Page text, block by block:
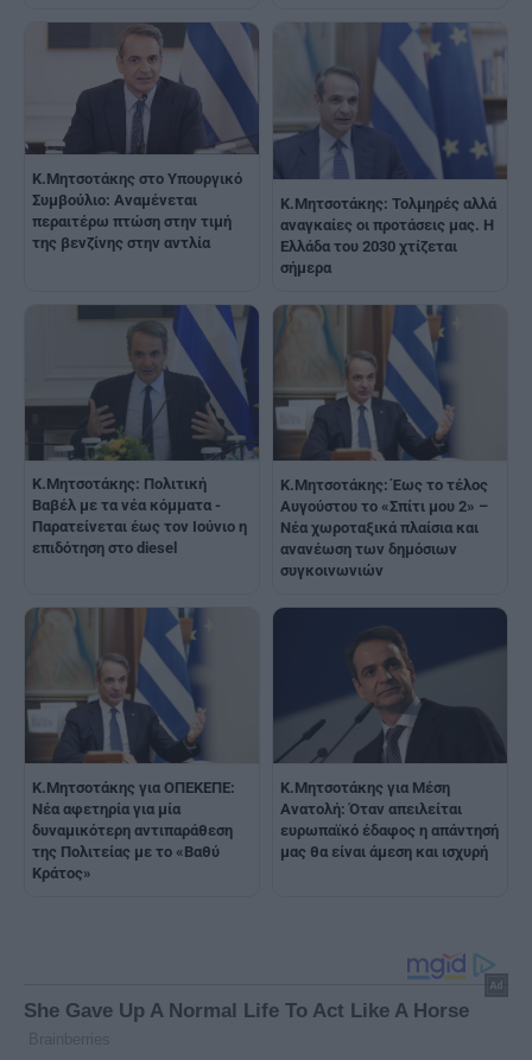
Κ.Μητσοτάκης στο Υπουργικό
Συμβούλιο: Αναμένεται
περαιτέρω πτώση στην τιμή
της βενζίνης στην αντλία
Κ.Μητσοτάκης: Τολμηρές αλλά
αναγκαίες οι προτάσεις μας. Η
Ελλάδα του 2030 χτίζεται
σήμερα
Κ.Μητσοτάκης: Πολιτική
Βαβέλ με τα νέα κόμματα -
Παρατείνεται έως τον Ιούνιο η
επιδότηση στο diesel
Κ.Μητσοτάκης: Έως το τέλος
Αυγούστου το «Σπίτι μου 2» –
Νέα χωροταξικά πλαίσια και
ανανέωση των δημόσιων
συγκοινωνιών
Κ.Μητσοτάκης για ΟΠΕΚΕΠΕ:
Νέα αφετηρία για μία
δυναμικότερη αντιπαράθεση
της Πολιτείας με το «Βαθύ
Κράτος»
K.Μητσοτάκης για Μέση
Ανατολή: Όταν απειλείται
ευρωπαϊκό έδαφος η απάντησή
μας θα είναι άμεση και ισχυρή